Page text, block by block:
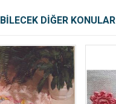
DİĞER KONULAR